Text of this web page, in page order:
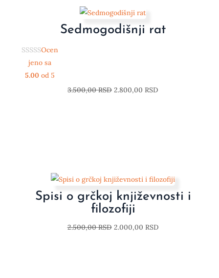
Sedmogodišnji rat
Ocen
jeno sa
5.00 od 5
3.500,00RSD 2.800,00 RSD
Spisi o grčkoj književnosti i
filozofiji
2.500,00RSD 2.000,00 RSD